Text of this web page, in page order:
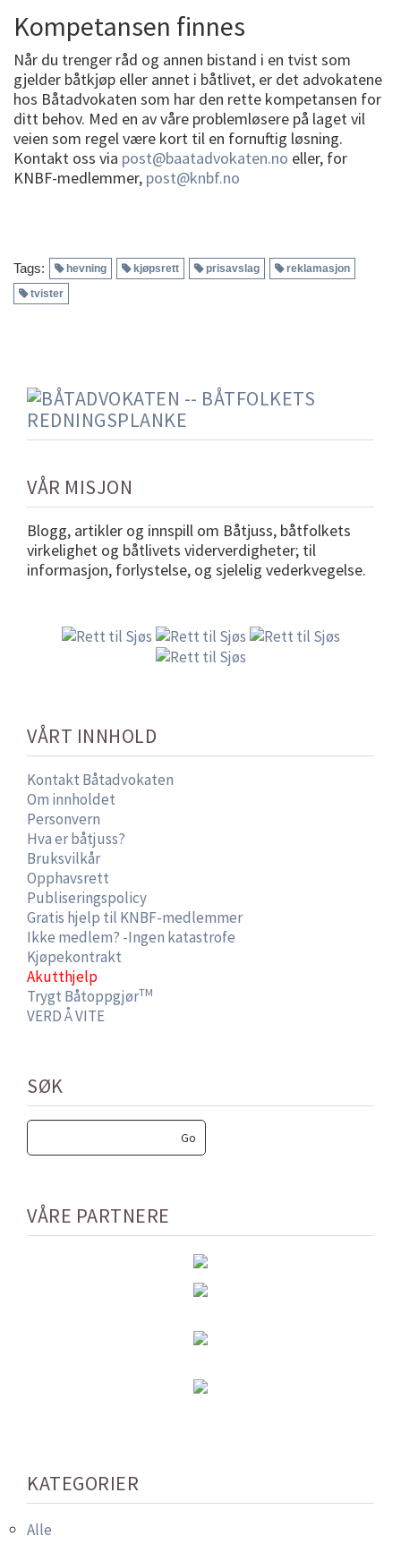
Kompetansen finnes
Når du trenger råd og annen bistand i en tvist som
gjelder båtkjøp eller annet i båtlivet, er det advokatene
hos Båtadvokaten som har den rette kompetansen for
ditt behov. Med en av våre problemløsere på laget vil
veien som regel være kort til en fornuftig løsning.
Kontakt oss via post@baatadvokaten.no eller, for
KNBF-medlemmer, post@knbf.no
Tags: hevning kjøpsrett prisavslag
reklamasjon
tvister
VÅR MISJON
Blogg, artikler og innspill om Båtjuss, båtfolkets
virkelighet og båtlivets viderverdigheter; til
informasjon, forlystelse, og sjelelig vederkvegelse.
VÅRT INNHOLD
Kontakt Båtadvokaten
Om innholdet
Personvern
Hva er båtjuss?
Bruksvilkår
Opphavsrett
Publiseringspolicy
Gratis hjelp til KNBF-medlemmer
Ikke medlem? -Ingen katastrofe
Kjøpekontrakt
Akutthjelp
Trygt BåtoppgjørTM
VERD Å VITE
SØK
VÅRE PARTNERE
KATEGORIER
Alle